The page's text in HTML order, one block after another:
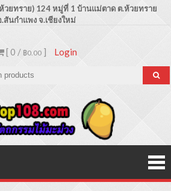
วยทราย) 124 หมู่ที่ 1 บ้านแม่ตาด ต.ห้วยทราย
.สันกำแพง จ.เชียงใหม่
[ 0 / ฿0.00] Login
ประเภท
ผลิตภัณฑ์
สินค้าไม้
มะม่วง